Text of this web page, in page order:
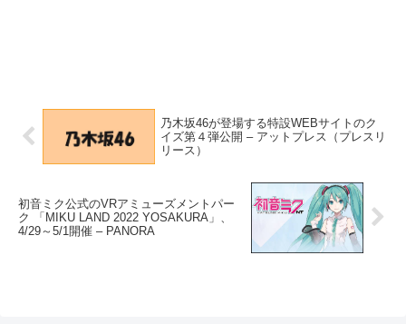
乃木坂46が登場する特設WEBサイトのク
イズ第４弾公開 – アットプレス（プレスリ
リース）
初音ミク公式のVRアミューズメントパー
ク 「MIKU LAND 2022 YOSAKURA」、
4/29～5/1開催 – PANORA